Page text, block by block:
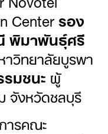
Centerรอง
พิมาพันธุ์ศรี
วิทยาลัยบูรพา
มชนะ ผู้
จังหวัดชลบุรี
ารคณะ